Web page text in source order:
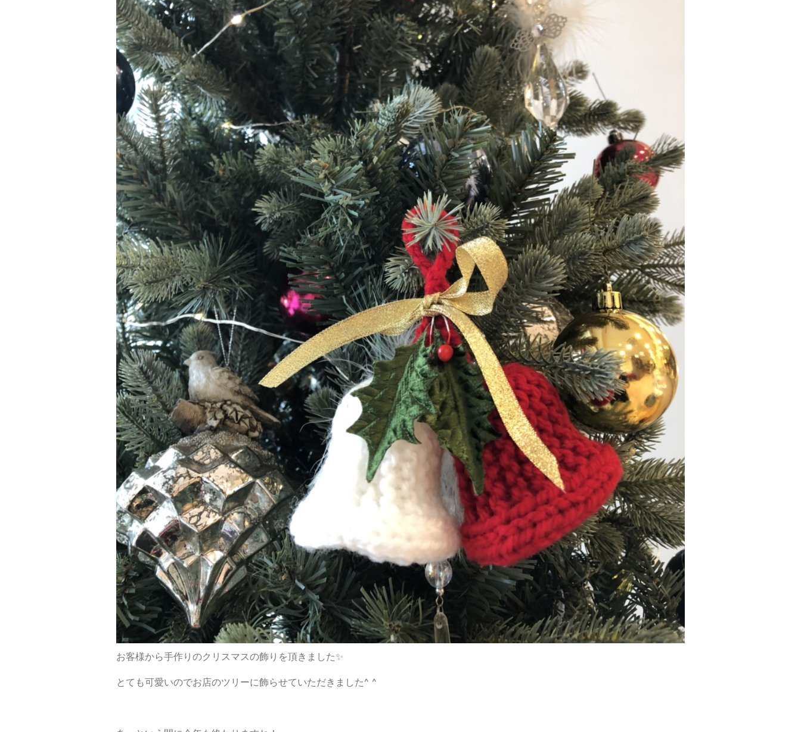
お客様から手作りのクリスマスの飾りを頂きました✨
とても可愛いのでお店のツリーに飾らせていただきました^ ^